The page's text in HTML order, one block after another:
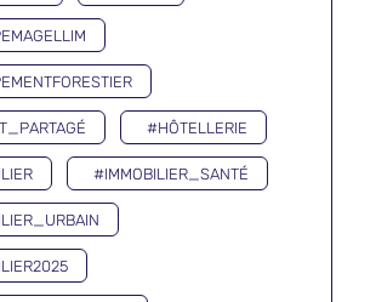
#HÔTELLERIE
#IMMOBILIER_SANTÉ